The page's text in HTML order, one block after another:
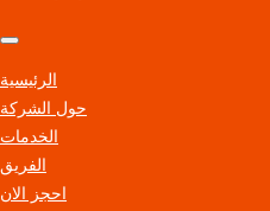
الرئيسية
حول الشركة
الخدمات
الفريق
احجز الان